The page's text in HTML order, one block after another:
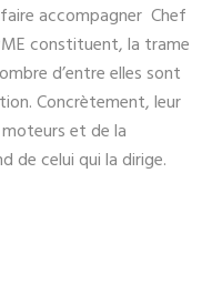
accompagner Chef
constituent, la trame
d’entre elles sont
Concrètement, leur
et de la
de celui qui la dirige.